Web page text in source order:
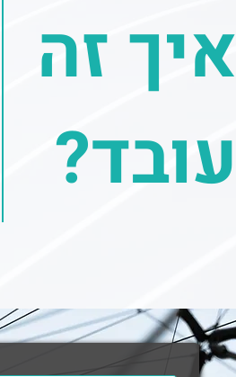
איך זה
עובד?